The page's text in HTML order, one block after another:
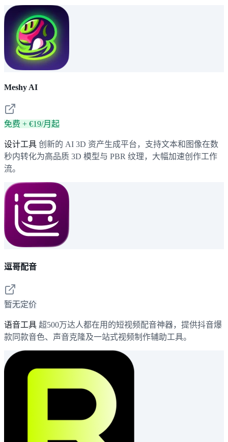
Meshy AI
免费 + €19/月起
设计工具 创新的 AI 3D 资产生成平台，支持文本和图像在数
秒内转化为高品质 3D 模型与 PBR 纹理，大幅加速创作工作
流。
逗哥配音
暂无定价
语音工具 超500万达人都在用的短视频配音神器，提供抖音爆
款同款音色、声音克隆及一站式视频制作辅助工具。